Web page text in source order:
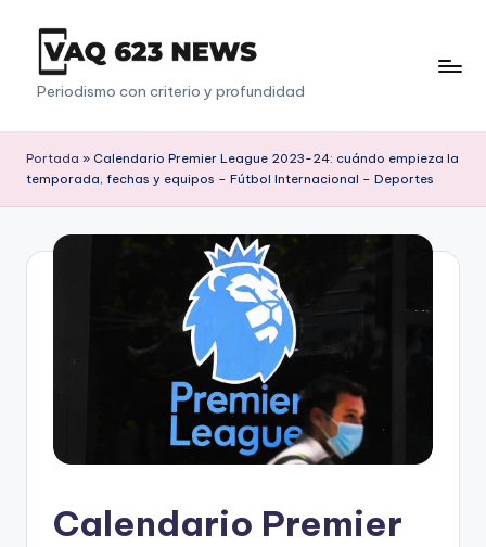
Saltar
contenido
V
a
q
6
Periodismo con criterio y profundidad
Portada » Calendario Premier League 2023-24: cuándo empieza la
temporada, fechas y equipos – Fútbol Internacional – Deportes
Calendario Premier